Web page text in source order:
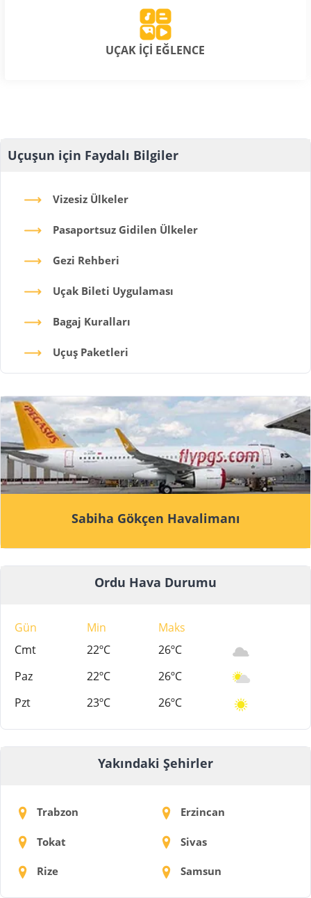
UÇAK İÇİ EĞLENCE
Uçuşun için Faydalı Bilgiler
Vizesiz Ülkeler
Pasaportsuz Gidilen Ülkeler
Gezi Rehberi
Uçak Bileti Uygulaması
Bagaj Kuralları
Uçuş Paketleri
Sabiha Gökçen Havalimanı
Ordu Hava Durumu
Gün Min
Maks
Cmt
22ºC
26ºC
Paz
22ºC
26ºC
Pzt
23ºC 26ºC
Yakındaki Şehirler
Trabzon Erzincan
Tokat Sivas
Rize Samsun